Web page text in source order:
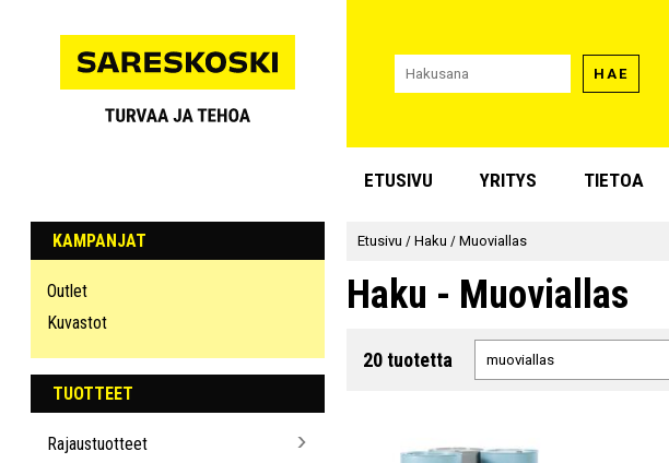
HAE
ETUSIVU YRITYS TIETOA
KAMPANJAT
Outlet
Kuvastot
TUOTTEET
Rajaustuotteet
Etusivu /Haku /Muoviallas
Haku - Muoviallas
20 tuotetta